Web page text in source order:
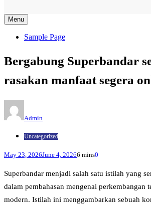
Menu
Sample Page
Bergabung Superbandar
rasakan manfaat segera
Admin
Uncategorized
May 23, 2026June 4, 20266 mins0
Superbandar menjadi salah satu istilah yang
dalam pembahasan mengenai perkembangan
modern. Istilah ini menggambarkan sebuah